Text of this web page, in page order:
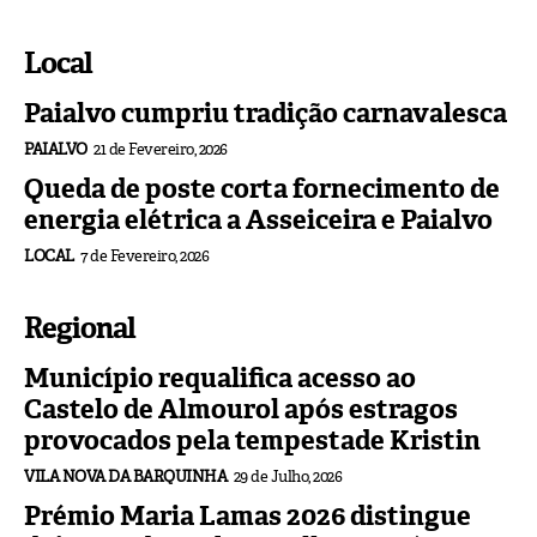
Local
Paialvo cumpriu tradição carnavalesca
PAIALVO 21 de Fevereiro, 2026
Queda de poste corta fornecimento de
energia elétrica a Asseiceira e Paialvo
LOCAL 7 de Fevereiro, 2026
Regional
Município requalifica acesso ao
Castelo de Almourol após estragos
provocados pela tempestade Kristin
VILA NOVA DA BARQUINHA 29 de Julho, 2026
Prémio Maria Lamas 2026 distingue